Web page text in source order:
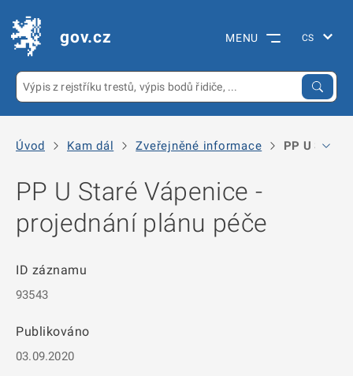
gov.cz MENU
Úvod Kam dál Zveřejněné informace PP U Staré
PP U Staré Vápenice -
projednání plánu péče
ID záznamu
93543
Publikováno
03.09.2020